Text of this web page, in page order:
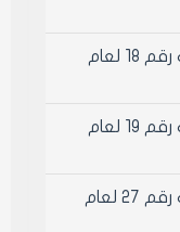
قرار مجلس مدينة حلب رقم 18 لعام
قرار مجلس مدينة حلب رقم 19 لعام
قرار مجلس مدينة حلب رقم 27 لعام